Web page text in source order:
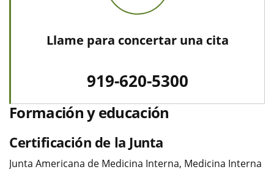
Llame para concertar una cita
919-620-5300
Formación y educación
Certificación de la Junta
Junta Americana de Medicina Interna, Medicina Interna